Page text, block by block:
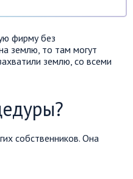
фирму без
землю, то там могут
землю, со всеми
собственников. Она